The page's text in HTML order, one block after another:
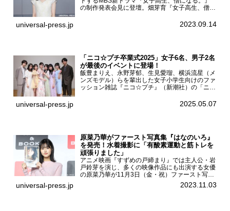
の制作発表会見に登壇。畑芽育『女子高生、僧に
ーについて「下白石麦は頭にビックリマークと、
universal-press.jp 2023.09.14
「ニコ☆プチ卒業式2025」女子6名、男子2名
が最後のイベントに登場！
飯豊まりえ、永野芽郁、生見愛瑠、横浜流星（メ
ンズモデル）らを輩出した女子小学生向けのファ
ッション雑誌『ニコ☆プチ』（新潮社）の「ニコ
モード学園コクーンタワーで開催され、卒業モデ
universal-press.jp 2025.05.07
原菜乃華がファースト写真集『はなのいろ』
を発売！水着撮影に「有酸素運動と筋トレを
頑張りました」
アニメ映画『すずめの戸締まり』では主人公・岩
戸鈴芽を演じ、多くの映像作品にも出演する女優
の原菜乃華が11月3日（金・祝）ファースト写真
集『はなのいろ』発売記念イベントを
HMV&BOOKS SHIBUYAで開催した。原菜乃華フ
universal-press.jp 2023.11.03